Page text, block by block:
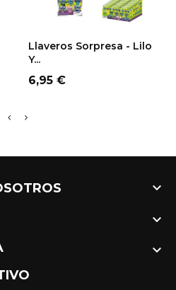
Llaveros Sorpresa - Lilo
Y...
Precio
6,95 €


